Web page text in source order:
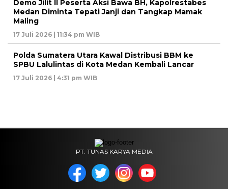
Demo Jilit II Peserta Aksi Bawa BH, Kapolrestabes
Medan Diminta Tepati Janji dan Tangkap Mamak
Maling
17 Juli 2026 | 11:34 pm WIB
Polda Sumatera Utara Kawal Distribusi BBM ke
SPBU Lalulintas di Kota Medan Kembali Lancar
17 Juli 2026 | 4:31 pm WIB
PT. TUNAS KARYA MEDIA